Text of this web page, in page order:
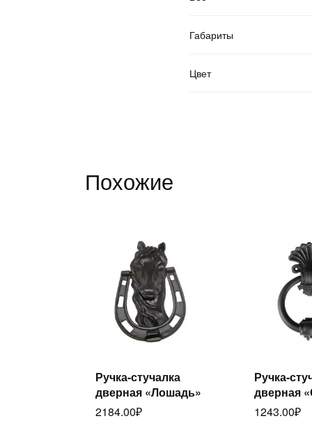
Габариты
Цвет
Похожие
Читать
далее
Ручка-стучалка
дверная «Лошадь»
2184.00₽
Ручка-
дверная
1243.00₽